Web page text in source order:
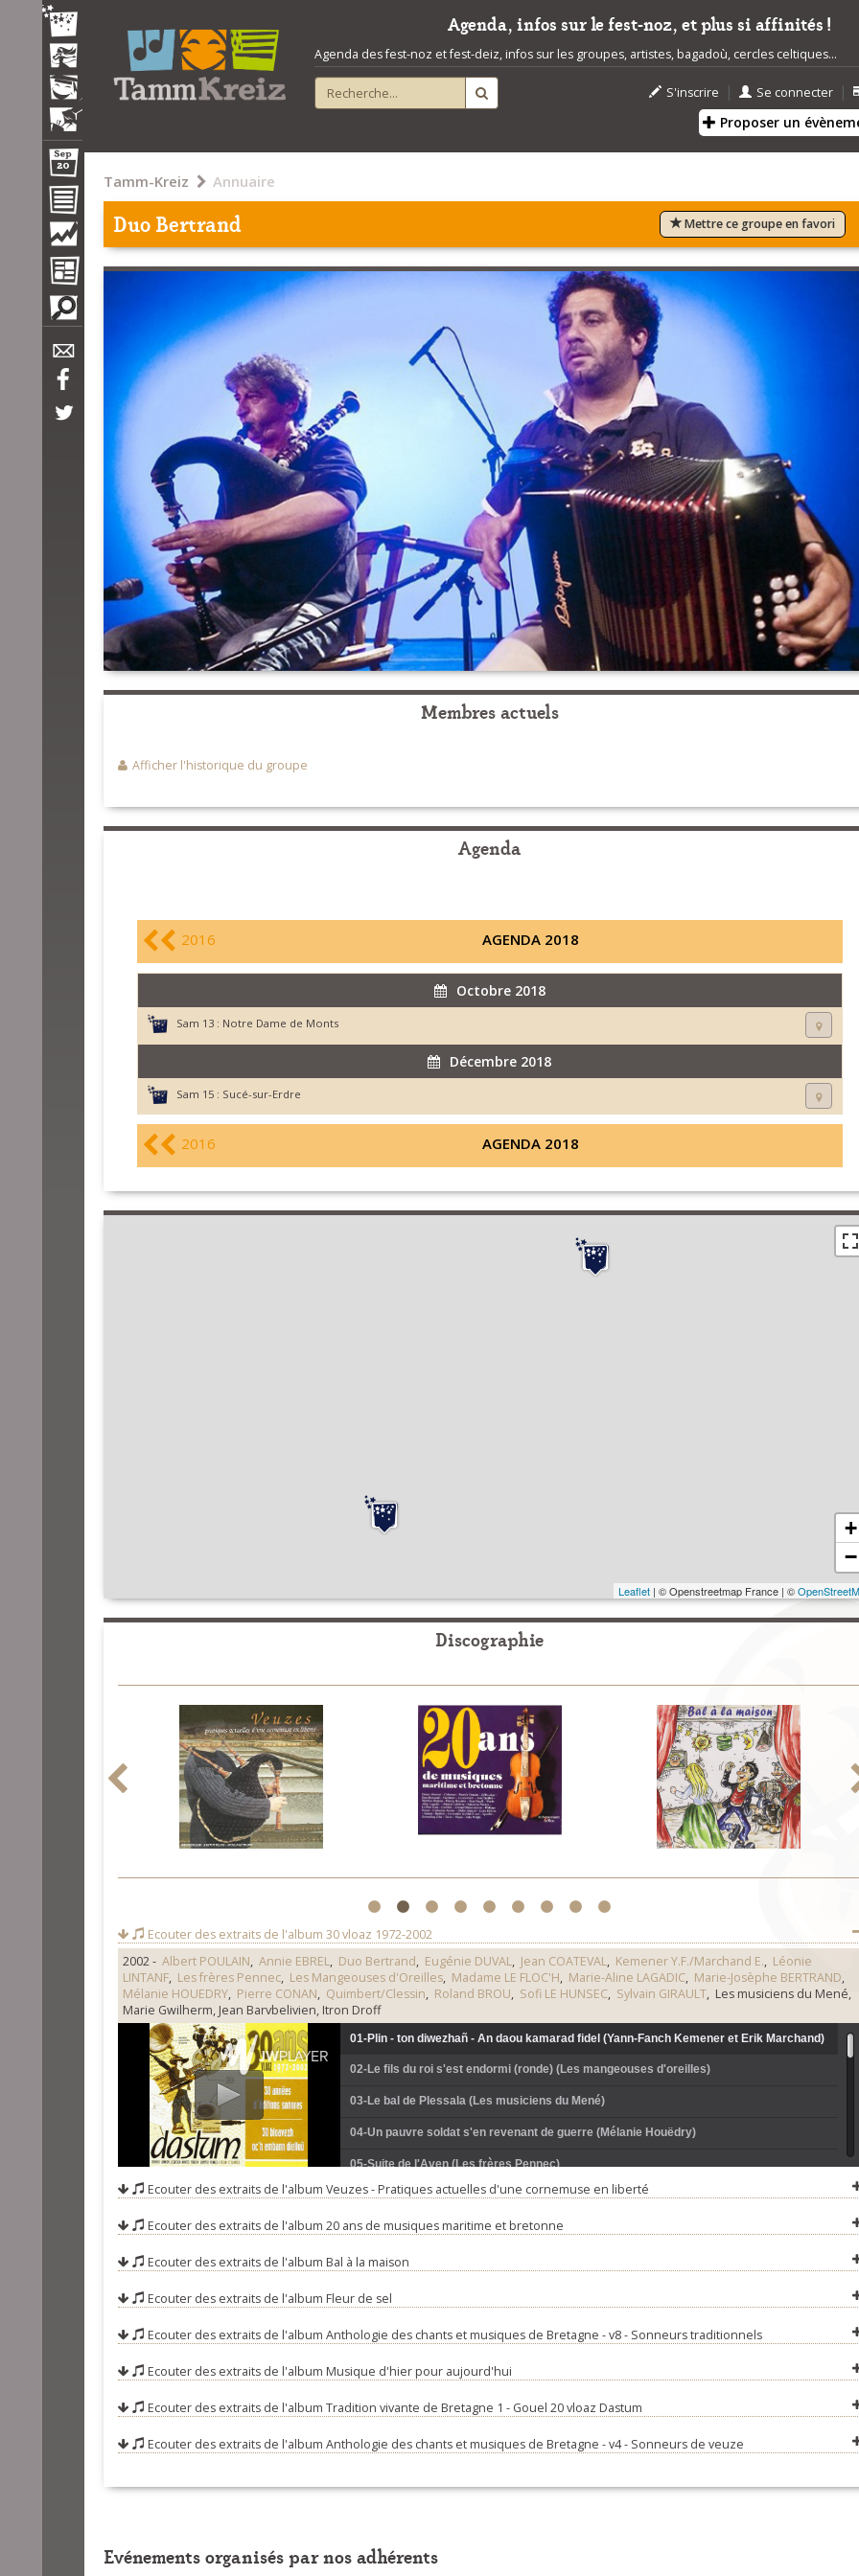
Agenda, infos sur le fest-noz, et plus si affinités !
Agenda des fest-noz et fest-deiz, infos sur les groupes, artistes, bagadoù, cercles celtiques...
S'inscrire | Se connecter |
Proposer un
Tamm-Kreiz Annuaire
Duo Bertrand Mettre ce groupe en favori
Membres actuels
Afficher l'historique du groupe
Agenda
2016 AGENDA 2018
Octobre 2018
Sam 13 : Notre Dame de Monts
Décembre 2018
Sam 15 : Sucé-sur-Erdre
2016 AGENDA 2018
+
−
Leaflet| © Openstreetmap France | ©
Discographie
1 2 3 4 5 6 7 8 9
Ecouter des extraits de l'album 30 vloaz 1972-2002
2002 - Albert POULAIN, Annie EBREL, Duo Bertrand, Eugénie DUVAL, Jean COATEVAL, Kemener Y.F./Marchand E., Léonie
LINTANF, Les frères Pennec, Les Mangeouses d'Oreilles, Madame LE FLOC'H, Marie-Aline LAGADIC, Marie-Josèphe BERTRAND,
Mélanie HOUEDRY, Pierre CONAN, Quimbert/Clessin, Roland BROU, Sofi LE HUNSEC, Sylvain GIRAULT, Les musiciens du Mené,
Marie Gwilherm, Jean Barvbelivien, Itron Droff
01-Plin - ton diwezhañ - An daou kamarad fidel (Yann-Fanch Kemener et Erik Marchand)
02-Le fils du roi s'est endormi (ronde) (Les mangeouses d'oreilles)
03-Le bal de Plessala (Les musiciens du Mené)
04-Un pauvre soldat s'en revenant de guerre (Mélanie Houëdry)
05-Suite de l'Aven (Les frères Pennec)
06-He mamm hag it. droff - Tri mordead (Marie Gwilherm)
07-La bergère aux champs (Albert Poulain)
08-An intañvez he daou bried (Marie-Aline Lagadic et Lisette Floc'h)
09-Gavotte - Ton simpl (Jean Coateval)
13-Avant-deux de Châteaubriant (Jean Barbelivien)
14-Galvadenn bugel (Madame Bertrand)
Ecouter des extraits de l'album Veuzes - Pratiques actuelles d'une cornemuse en liberté
Ecouter des extraits de l'album 20 ans de musiques maritime et bretonne
Ecouter des extraits de l'album Bal à la maison
Ecouter des extraits de l'album Fleur de sel
Ecouter des extraits de l'album Anthologie des chants et musiques de Bretagne - v8 - Sonneurs traditionnels
Ecouter des extraits de l'album Musique d'hier pour aujourd'hui
Ecouter des extraits de l'album Tradition vivante de Bretagne 1 - Gouel 20 vloaz Dastum
Ecouter des extraits de l'album Anthologie des chants et musiques de Bretagne - v4 - Sonneurs de veuze
Evénements organisés par nos adhérents